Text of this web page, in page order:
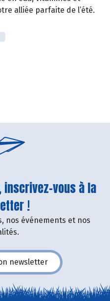
alliée parfaite de l’été.
inscrivez-vous à la
!
nos événements et nos
newsletter